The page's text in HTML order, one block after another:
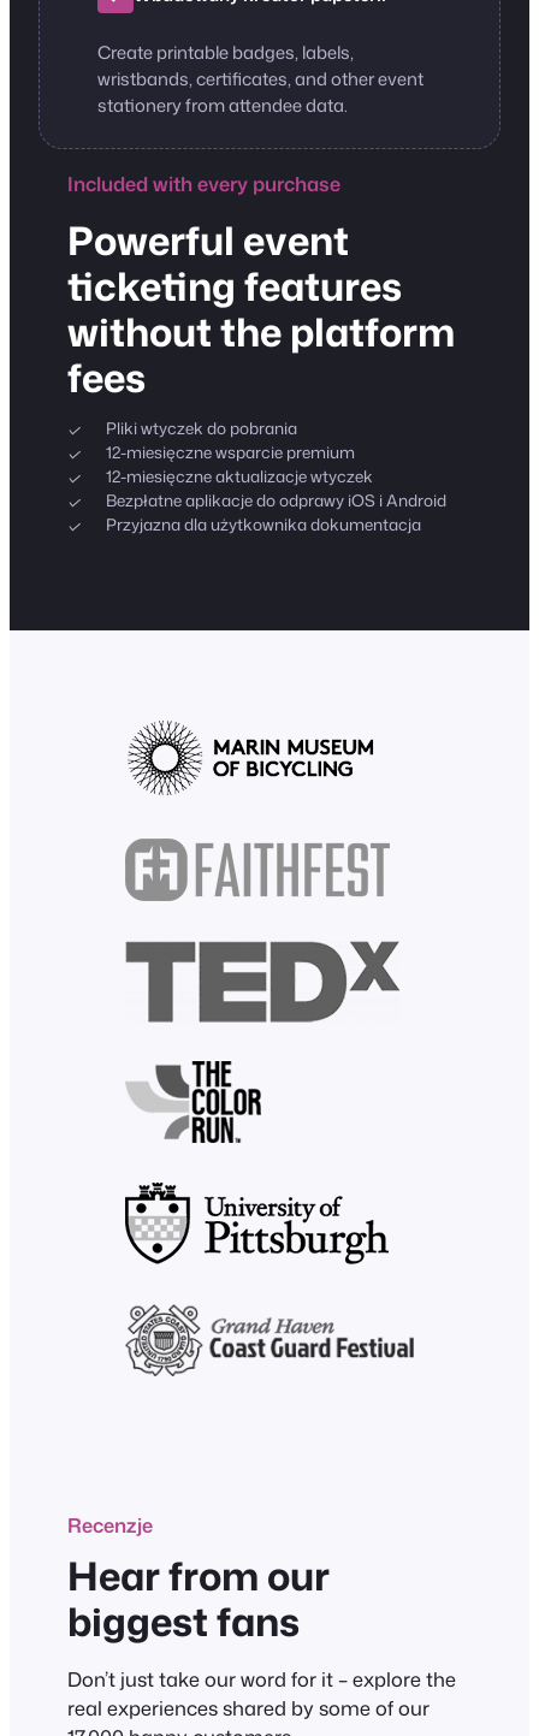
Create printable badges, labels,
wristbands, certificates, and other event
stationery from attendee data.
Included with every purchase
Powerful event
ticketing features
without the platform
fees
Pliki wtyczek do pobrania
12-miesięczne wsparcie premium
12-miesięczne aktualizacje wtyczek
Bezpłatne aplikacje do odprawy iOS i Android
Przyjazna dla użytkownika dokumentacja
Recenzje
Hear from our
biggest fans
Don’t just take our word for it – explore the
real experiences shared by some of our